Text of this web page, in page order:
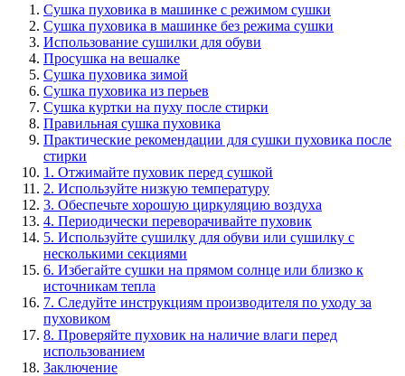
Сушка пуховика в машинке с режимом сушки
Сушка пуховика в машинке без режима сушки
Использование сушилки для обуви
Просушка на вешалке
Сушка пуховика зимой
Сушка пуховика из перьев
Сушка куртки на пуху после стирки
Правильная сушка пуховика
Практические рекомендации для сушки пуховика после
стирки
1. Отжимайте пуховик перед сушкой
2. Используйте низкую температуру
3. Обеспечьте хорошую циркуляцию воздуха
4. Периодически переворачивайте пуховик
5. Используйте сушилку для обуви или сушилку с
несколькими секциями
6. Избегайте сушки на прямом солнце или близко к
источникам тепла
7. Следуйте инструкциям производителя по уходу за
пуховиком
8. Проверяйте пуховик на наличие влаги перед
использованием
Заключение